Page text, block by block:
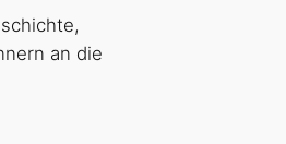
an die